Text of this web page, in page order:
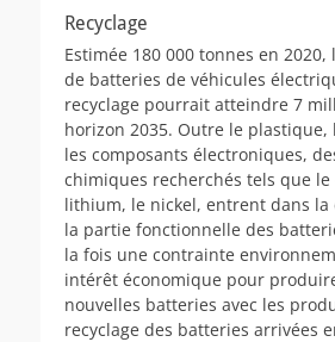
Recyclage
Estimée 180 000 tonnes en 2020,
de batteries de véhicules
recyclage pourrait atteindre 7
horizon 2035. Outre le plastique,
les composants électroniques,
chimiques recherchés tels que
lithium, le nickel, entrent dans la
la partie fonctionnelle des
la fois une contrainte
intérêt économique pour
nouvelles batteries avec les
recyclage des batteries arrivées